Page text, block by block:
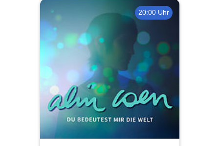
20:00 Uhr